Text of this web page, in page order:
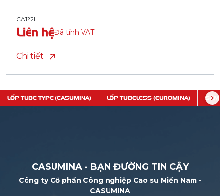
CA122L
Liên hệĐã tính VAT
Chi tiết
LỐP TUBE TYPE (CASUMINA) LỐP TUBELESS (EUROMINA) SĂM
CASUMINA - BẠN ĐƯỜNG TIN CẬY
Công ty Cổ phần Công nghiệp Cao su Miền Nam -
CASUMINA